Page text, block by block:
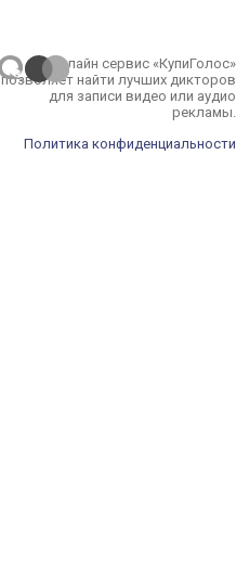
Онлайн сервис «КупиГолос»
позволяет найти лучших дикторов
для записи видео или аудио
рекламы.
Политика конфиденциальности